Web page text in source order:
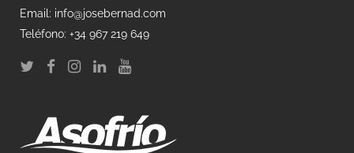
Email: info@josebernad.com
Teléfono: +34 967 219 649